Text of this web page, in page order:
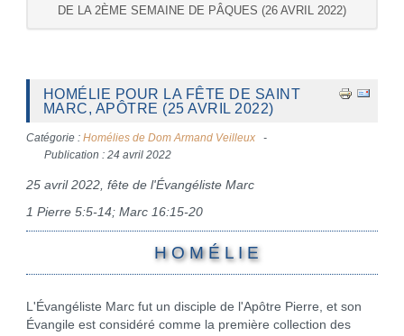
DE LA 2ÈME SEMAINE DE PÂQUES (26 AVRIL 2022)
HOMÉLIE POUR LA FÊTE DE SAINT
MARC, APÔTRE (25 AVRIL 2022)
Catégorie : Homélies de Dom Armand Veilleux
Publication : 24 avril 2022
25 avril 2022, fête de l'Évangéliste Marc
1 Pierre 5:5-14; Marc 16:15-20
H O M É L I E
L'Évangéliste Marc fut un disciple de l'Apôtre Pierre, et son
Évangile est considéré comme la première collection des